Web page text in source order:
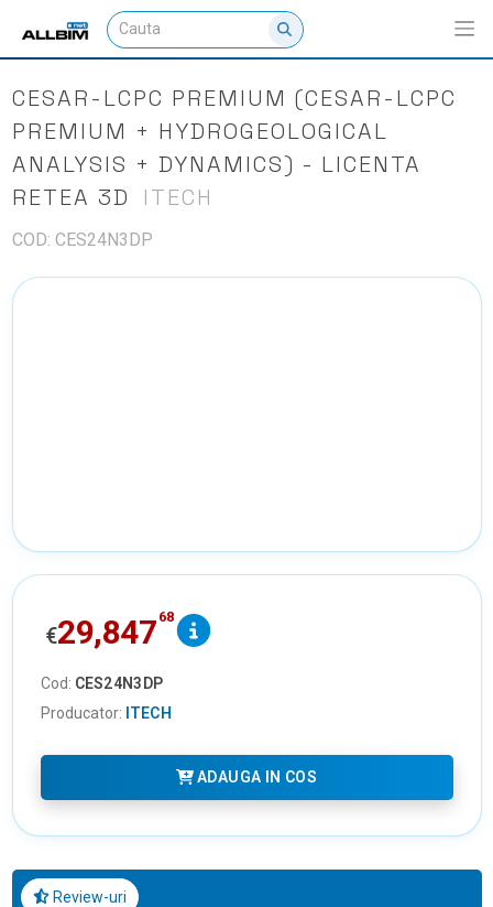
CESAR-LCPC PREMIUM (CESAR-LCPC
PREMIUM + HYDROGEOLOGICAL
ANALYSIS + DYNAMICS) - LICENTA
RETEA 3D
ITECH
COD: CES24N3DP
€29,847 68
Cod: CES24N3DP
Producator: ITECH
ADAUGA IN COS
Review-uri